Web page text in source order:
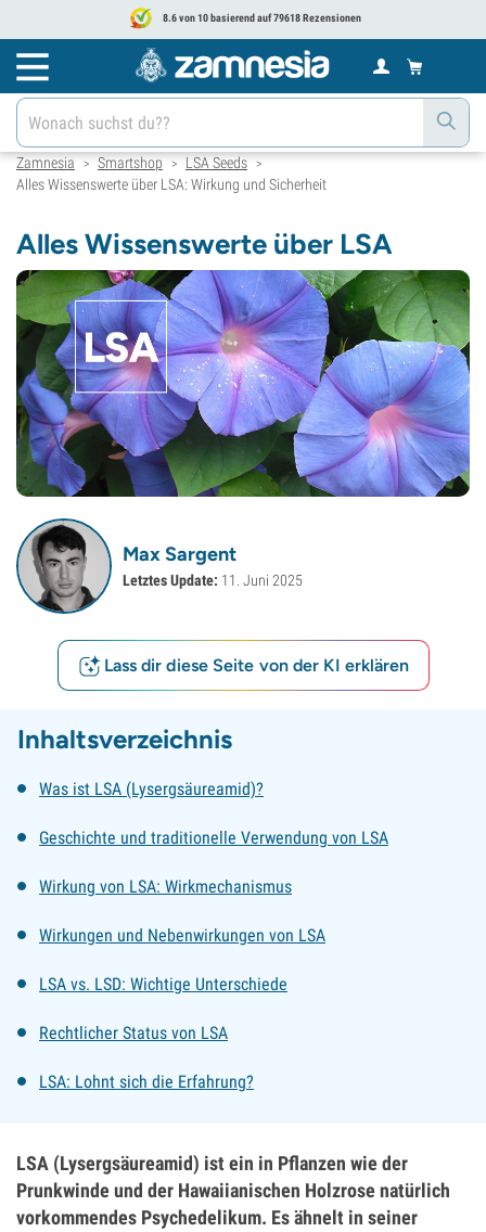
8.6 von 10 basierend auf 79618 Rezensionen
Zamnesia > Smartshop > LSA Seeds >
Alles Wissenswerte über LSA: Wirkung und Sicherheit
Alles Wissenswerte über LSA
Max Sargent
Letztes Update: 11. Juni 2025
Lass dir diese Seite von der KI erklären
Inhaltsverzeichnis
Was ist LSA (Lysergsäureamid)?
Geschichte und traditionelle Verwendung von LSA
Wirkung von LSA: Wirkmechanismus
Wirkungen und Nebenwirkungen von LSA
LSA vs. LSD: Wichtige Unterschiede
Rechtlicher Status von LSA
LSA: Lohnt sich die Erfahrung?
LSA (Lysergsäureamid) ist ein in Pflanzen wie der
Prunkwinde und der Hawaiianischen Holzrose natürlich
vorkommendes Psychedelikum. Es ähnelt in seiner